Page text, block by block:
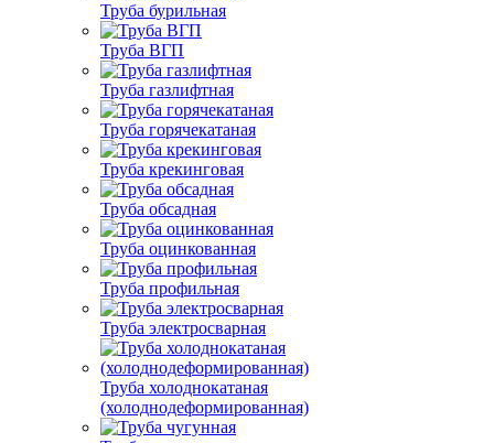
Труба бурильная
Труба ВГП
Труба газлифтная
Труба горячекатаная
Труба крекинговая
Труба обсадная
Труба оцинкованная
Труба профильная
Труба электросварная
Труба холоднокатаная
(холоднодеформированная)